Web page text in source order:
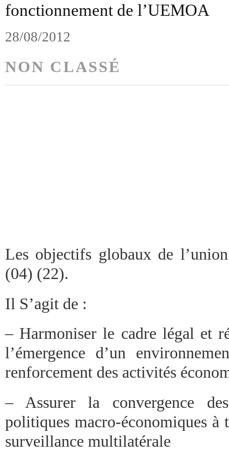
fonctionnement de l’UEMOA
28/08/2012
NON CLASSÉ
Les objectifs globaux de
(04) (22).
Il S’agit de :
– Harmoniser le cadre légal et
l’émergence d’un
renforcement des activités
– Assurer la convergence
politiques macro-économiques à
surveillance multilatérale